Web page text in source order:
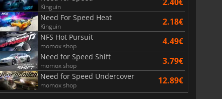
Kinguin
Need For Speed Heat
Kinguin 2.18€
NFS Hot Pursuit
momox shop 4.49€
Need for Speed Shift
momox shop 3.79€
Need for Speed Undercover
momox shop 12.89€